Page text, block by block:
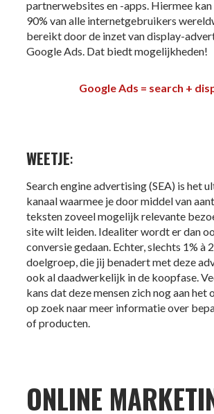
partnerwebsites en -apps. Hiermee
90% van alle internetgebruikers
bereikt door de inzet van display-
Google Ads. Dat biedt mogelijkheden!
Google Ads = search +
WEETJE:
Search engine advertising (SEA) is het
kanaal waarmee je door middel van
teksten zoveel mogelijk relevante
site wilt leiden. Idealiter wordt er dan
conversie gedaan. Echter, slechts 1% à
doelgroep, die jij benadert met deze
ook al daadwerkelijk in de koopfase.
kans dat deze mensen zich nog aan het
op zoek naar meer informatie over
of producten.
ONLINE